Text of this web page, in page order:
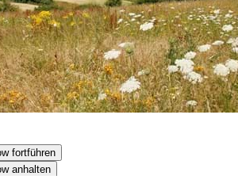
fortführen
anhalten